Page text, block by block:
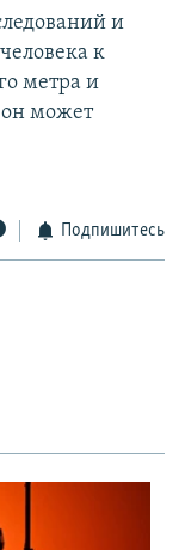
и
к
метра и
он может
Подпишитесь